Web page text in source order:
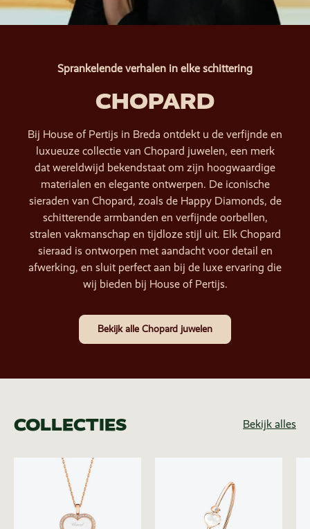
Sprankelende verhalen in elke schittering
CHOPARD
Bij House of Pertijs in Breda ontdekt u de verfijnde en
luxueuze collectie van Chopard juwelen, een merk
dat wereldwijd bekendstaat om zijn hoogwaardige
materialen en elegante ontwerpen. De iconische
sieraden van Chopard, zoals de Happy Diamonds, de
schitterende armbanden en verfijnde oorbellen,
stralen vakmanschap en tijdloze stijl uit. Elk Chopard
sieraad is ontworpen met aandacht voor detail en
afwerking, en sluit perfect aan bij de luxe ervaring die
wij bieden bij House of Pertijs.
Bekijk alle Chopard juwelen
COLLECTIES Bekijk alles